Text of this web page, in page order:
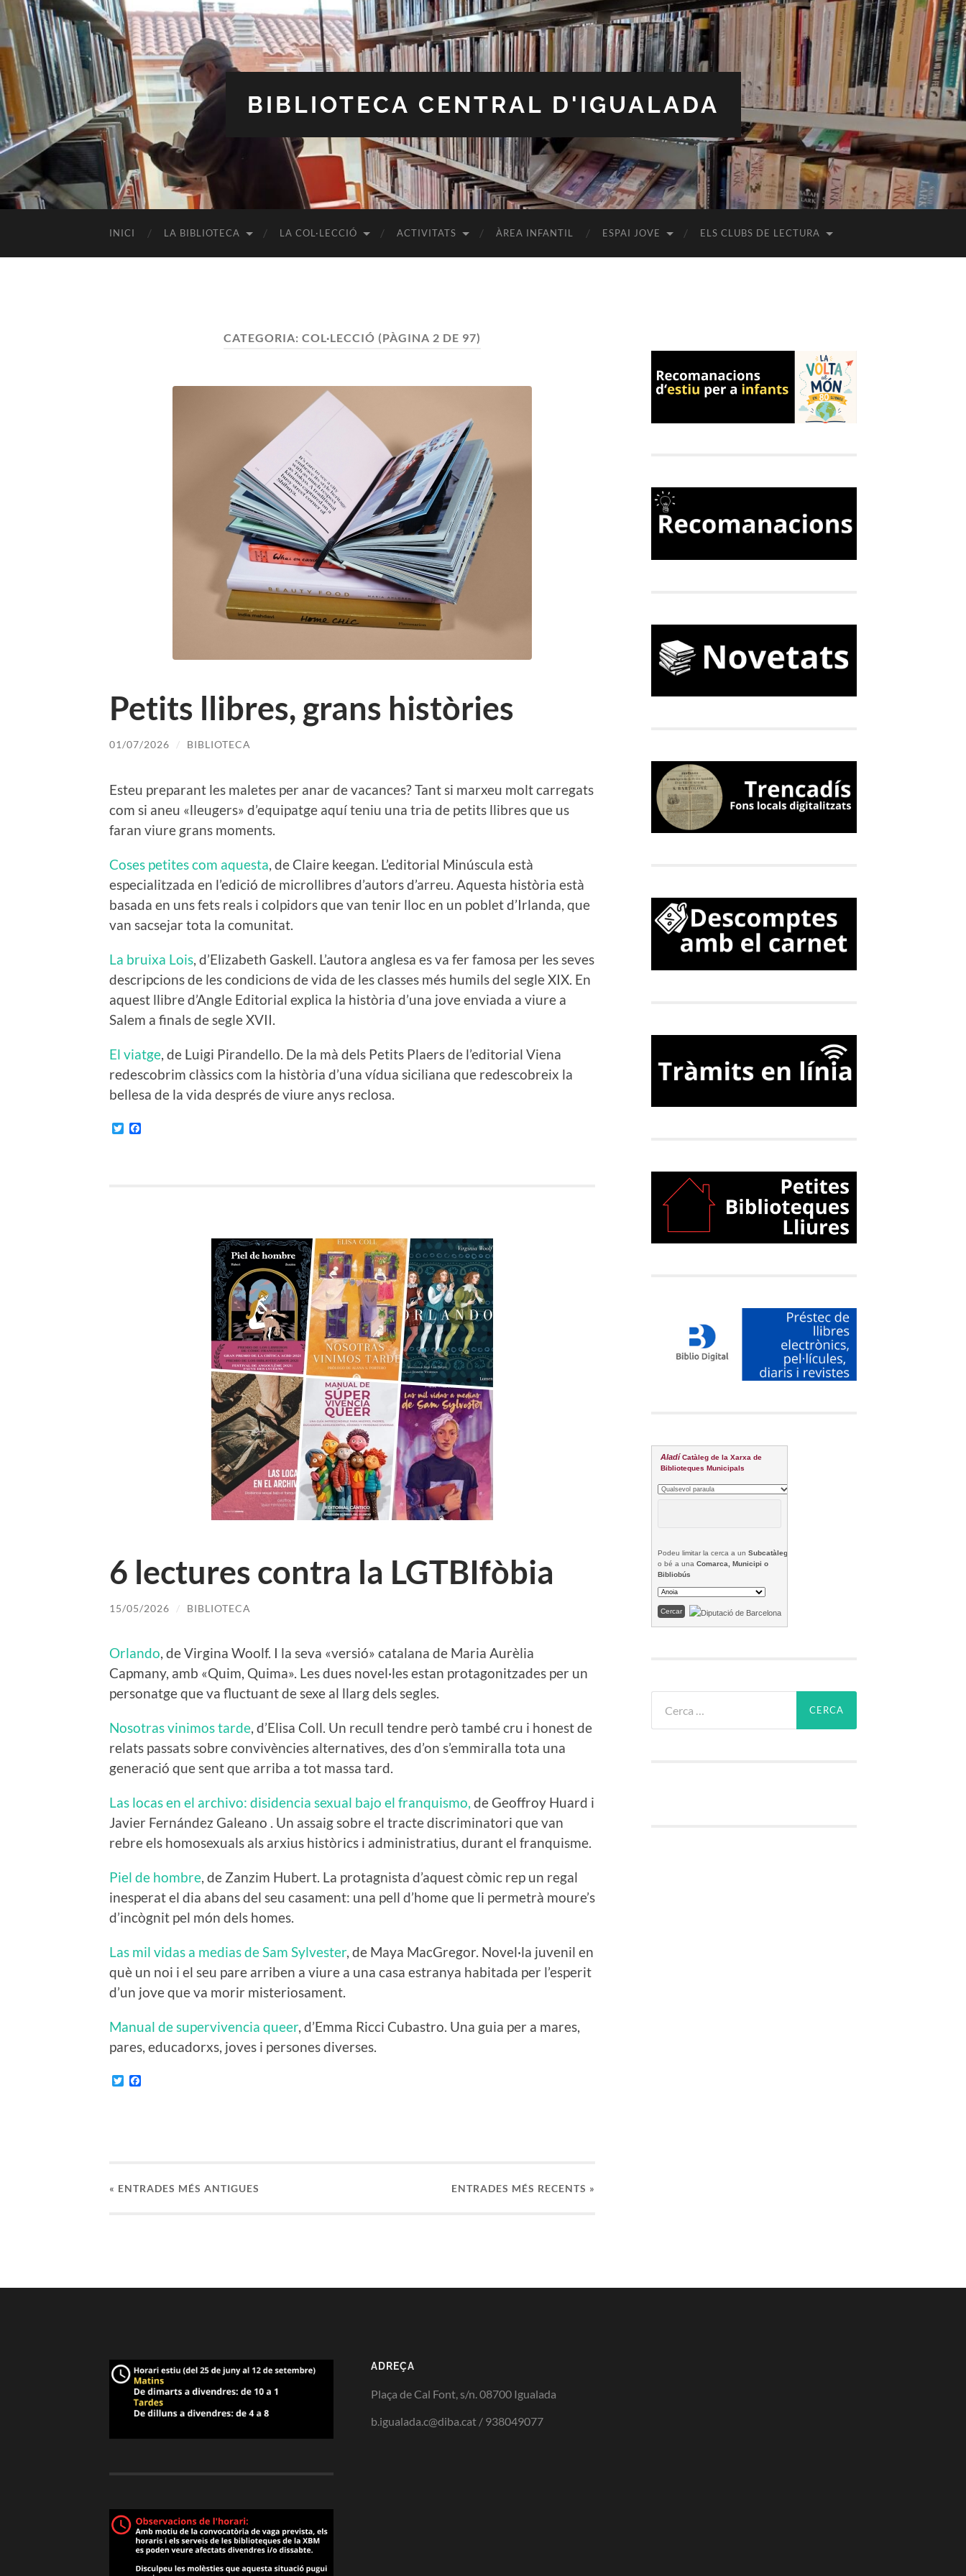
BIBLIOTECA CENTRAL D'IGUALADA
INICI LA BIBLIOTECA LA COL·LECCIÓ ACTIVITATS ÀREA INFANTIL ESPAI JOVE ELS CLUBS DE LECTURA
CATEGORIA: COL·LECCIÓ (PÀGINA 2 DE 97)
Petits llibres, grans històries
01/07/2026 / BIBLIOTECA
Esteu preparant les maletes per anar de vacances? Tant si marxeu molt carregats
com si aneu «lleugers» d’equipatge aquí teniu una tria de petits llibres que us
faran viure grans moments.
Coses petites com aquesta, de Claire keegan. L’editorial Minúscula està
especialitzada en l’edició de microllibres d’autors d’arreu. Aquesta història està
basada en uns fets reals i colpidors que van tenir lloc en un poblet d’Irlanda, que
van sacsejar tota la comunitat.
La bruixa Lois, d’Elizabeth Gaskell. L’autora anglesa es va fer famosa per les seves
descripcions de les condicions de vida de les classes més humils del segle XIX. En
aquest llibre d’Angle Editorial explica la història d’una jove enviada a viure a
Salem a finals de segle XVII.
El viatge, de Luigi Pirandello. De la mà dels Petits Plaers de l’editorial Viena
redescobrim clàssics com la història d’una vídua siciliana que redescobreix la
bellesa de la vida després de viure anys reclosa.
Twitter
6 lectures contra la LGTBIfòbia
15/05/2026 / BIBLIOTECA
Orlando, de Virgina Woolf. I la seva «versió» catalana de Maria Aurèlia
Capmany, amb «Quim, Quima». Les dues novel·les estan protagonitzades per un
personatge que va fluctuant de sexe al llarg dels segles.
Nosotras vinimos tarde, d’Elisa Coll. Un recull tendre però també cru i honest de
relats passats sobre convivències alternatives, des d’on s’emmiralla tota una
generació que sent que arriba a tot massa tard.
Las locas en el archivo: disidencia sexual bajo el franquismo, de Geoffroy Huard i
Javier Fernández Galeano . Un assaig sobre el tracte discriminatori que van
rebre els homosexuals als arxius històrics i administratius, durant el franquisme.
Piel de hombre, de Zanzim Hubert. La protagnista d’aquest còmic rep un regal
inesperat el dia abans del seu casament: una pell d’home que li permetrà moure’s
d’incògnit pel món dels homes.
Las mil vidas a medias de Sam Sylvester, de Maya MacGregor. Novel·la juvenil en
què un noi i el seu pare arriben a viure a una casa estranya habitada per l’esperit
d’un jove que va morir misteriosament.
Manual de supervivencia queer, d’Emma Ricci Cubastro. Una guia per a mares,
pares, educadorxs, joves i persones diverses.
Twitter
« ENTRADES MÉS ANTIGUES ENTRADES MÉS RECENTS »
Aladí Catàleg de la Xarxa de
Biblioteques Municipals
Podeu limitar la cerca a un Subcatàleg
o bé a una Comarca, Municipi o
Bibliobús
ADREÇA
Plaça de Cal Font, s/n. 08700 Igualada
b.igualada.c@diba.cat / 938049077